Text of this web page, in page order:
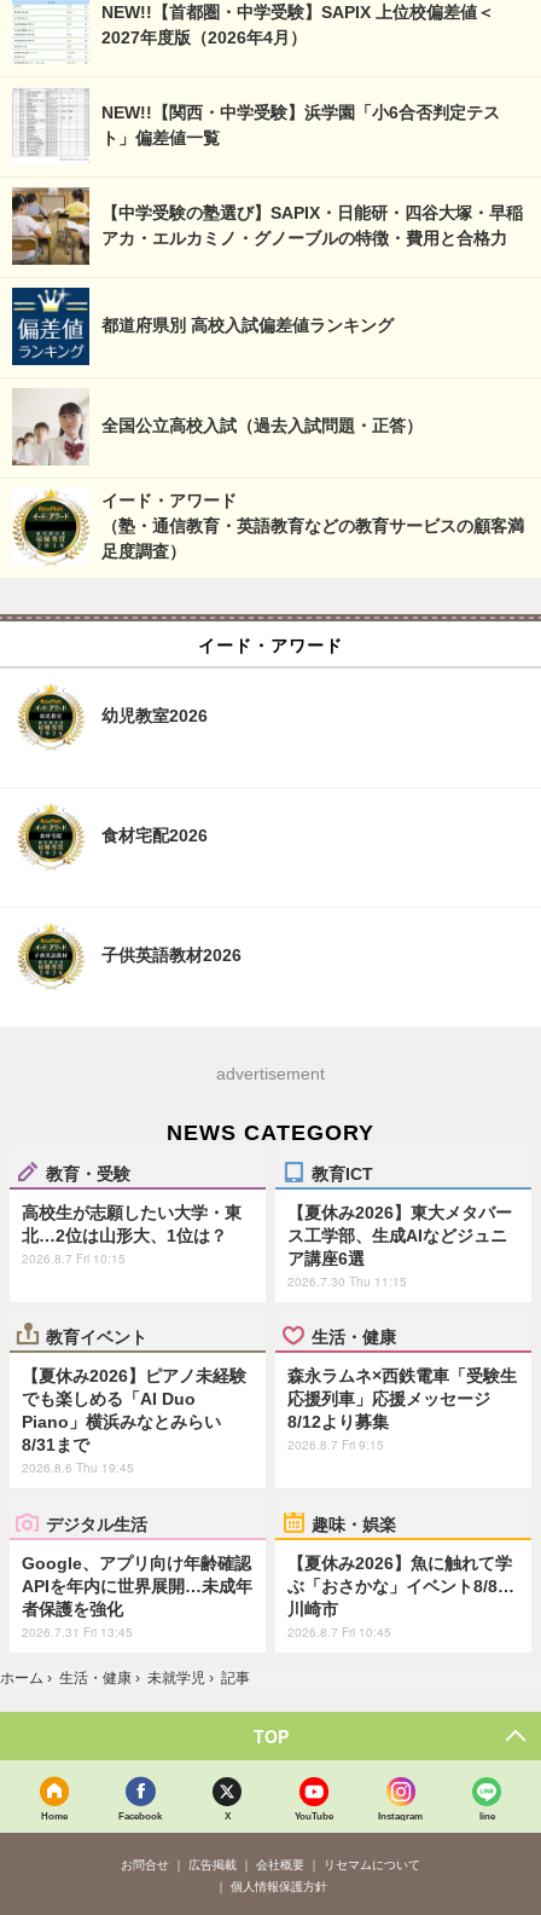
NEW!!【首都圏・中学受験】SAPIX 上位校偏差値＜
2027年度版（2026年4月）
NEW!!【関西・中学受験】浜学園「小6合否判定テス
ト」偏差値一覧
【中学受験の塾選び】SAPIX・日能研・四谷大塚・早稲
アカ・エルカミノ・グノーブルの特徴・費用と合格力
都道府県別 高校入試偏差値ランキング
全国公立高校入試（過去入試問題・正答）
イード・アワード
（塾・通信教育・英語教育などの教育サービスの顧客満
足度調査）
イード・アワード
幼児教室2026
食材宅配2026
子供英語教材2026
advertisement
NEWS CATEGORY
教育・受験
高校生が志願したい大学・東
北…2位は山形大、1位は？
2026.8.7 Fri 10:15
教育ICT
【夏休み2026】東大メタバー
ス工学部、生成AIなどジュニ
ア講座6選
2026.7.30 Thu 11:15
教育イベント
【夏休み2026】ピアノ未経験
でも楽しめる「AI Duo
Piano」横浜みなとみらい
8/31まで
2026.8.6 Thu 19:45
生活・健康
森永ラムネ×西鉄電車「受験生
応援列車」応援メッセージ
8/12より募集
2026.8.7 Fri 9:15
デジタル生活
Google、アプリ向け年齢確認
APIを年内に世界展開…未成年
者保護を強化
2026.7.31 Fri 13:45
趣味・娯楽
【夏休み2026】魚に触れて学
ぶ「おさかな」イベント8/8…
川崎市
2026.8.7 Fri 10:45
ホーム › 生活・健康 › 未就学児 › 記事
TOP
Home Facebook X YouTube Instagram line
お問合せ 広告掲載 会社概要
リセマムについて
個人情報保護方針